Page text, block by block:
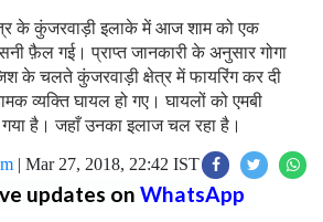
के कुंजरवाड़ी इलाके में आज शाम को एक
फ़ैल गई। प्राप्त जानकारी के अनुसार गोगा
के चलते कुंजरवाड़ी क्षेत्र में फायरिंग कर दी
व्यक्ति घायल हो गए। घायलों को एमबी
गया है। जहाँ उनका इलाज चल रहा है।
| Mar 27, 2018, 22:42 IST
updates on WhatsApp